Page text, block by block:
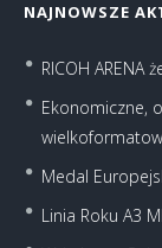
NAJNOWSZE
RICOH ARENA
Ekonomiczne,
Medal
Linia Roku A3